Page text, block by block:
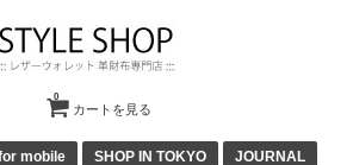
カートを見る
0
mobile SHOP IN TOKYO JOURNAL